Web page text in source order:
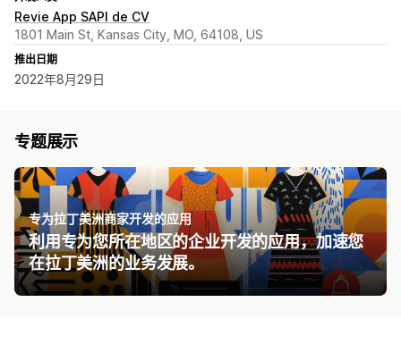
Revie App SAPI de CV
1801 Main St, Kansas City, MO, 64108, US
推出日期
2022年8月29日
专题展示
专为拉丁美洲商家开发的应用
利用专为您所在地区的企业开发的应用，加速您
在拉丁美洲的业务发展。